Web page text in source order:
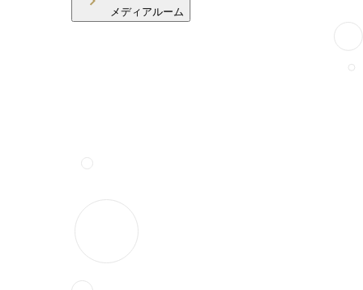
メディアルーム